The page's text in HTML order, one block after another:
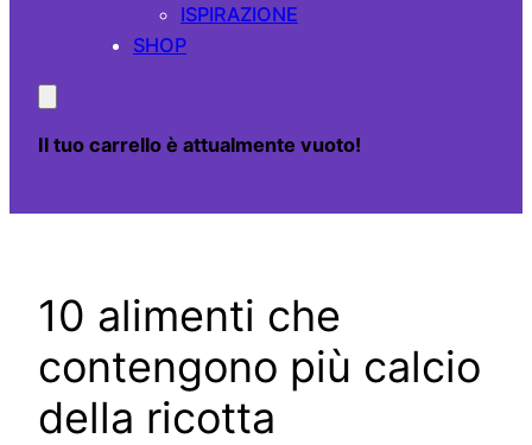
ISPIRAZIONE
SHOP
Il tuo carrello è attualmente vuoto!
10 alimenti che
contengono più calcio
della ricotta